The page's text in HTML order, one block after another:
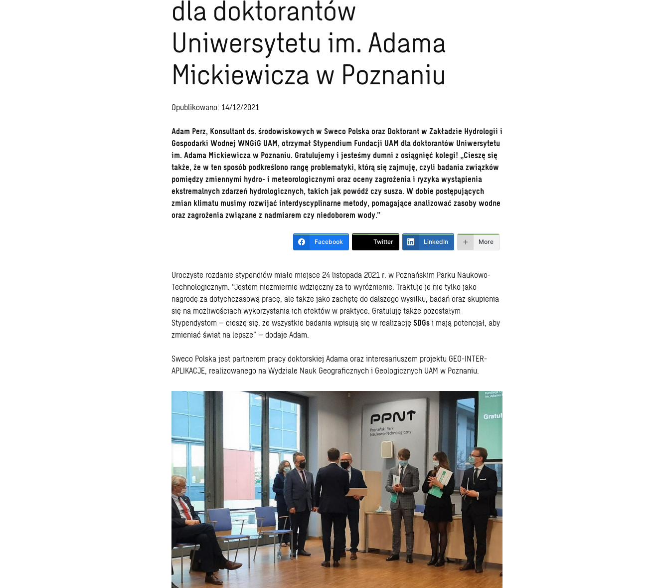
dla doktorantów
Uniwersytetu im. Adama
Mickiewicza w Poznaniu
Opublikowano: 14/12/2021
Adam Perz, Konsultant ds. środowiskowych w Sweco Polska oraz Doktorant w Zakładzie Hydrologii i
Gospodarki Wodnej WNGiG UAM, otrzymał Stypendium Fundacji UAM dla doktorantów Uniwersytetu
im. Adama Mickiewicza w Poznaniu. Gratulujemy i jesteśmy dumni z osiągnięć kolegi! „Cieszę się
także, że w ten sposób podkreślono rangę problematyki, którą się zajmuję, czyli badania związków
pomiędzy zmiennymi hydro- i meteorologicznymi oraz oceny zagrożenia i ryzyka wystąpienia
ekstremalnych zdarzeń hydrologicznych, takich jak powódź czy susza. W dobie postępujących
zmian klimatu musimy rozwijać interdyscyplinarne metody, pomagające analizować zasoby wodne
oraz zagrożenia związane z nadmiarem czy niedoborem wody.”
Facebook Twitter LinkedIn More
Uroczyste rozdanie stypendiów miało miejsce 24 listopada 2021 r. w Poznańskim Parku Naukowo-
Technologicznym. “Jestem niezmiernie wdzięczny za to wyróżnienie. Traktuję je nie tylko jako
nagrodę za dotychczasową pracę, ale także jako zachętę do dalszego wysiłku, badań oraz skupienia
się na możliwościach wykorzystania ich efektów w praktyce. Gratuluję także pozostałym
Stypendystom – cieszę się, że wszystkie badania wpisują się w realizację SDGs i mają potencjał, aby
zmieniać świat na lepsze” – dodaje Adam.
Sweco Polska jest partnerem pracy doktorskiej Adama oraz interesariuszem projektu GEO-INTER-
APLIKACJE, realizowanego na Wydziale Nauk Geograficznych i Geologicznych UAM w Poznaniu.